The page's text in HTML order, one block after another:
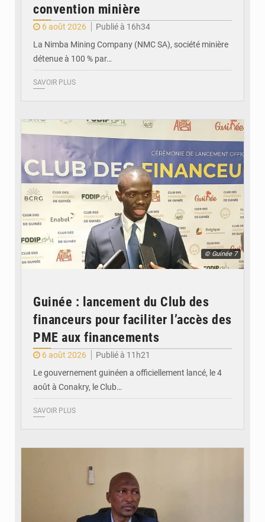
convention minière
6 août 2026
Publié à 16h34
La Nimba Mining Company (NMC SA), société minière
détenue à 100 % par…
SAVOIR PLUS
© Guinée 7
Guinée : lancement du Club des
financeurs pour faciliter l’accès des
PME aux financements
6 août 2026
Publié à 11h21
Le gouvernement guinéen a officiellement lancé, le 4
août à Conakry, le Club…
SAVOIR PLUS